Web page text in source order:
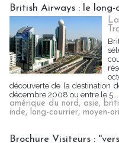
British Airways : le
découverte de la destination
décembre 2008 ou entre le 5...
amérique du nord, asie,
inde, long-courrier, moyen-
Brochure Visiteurs :